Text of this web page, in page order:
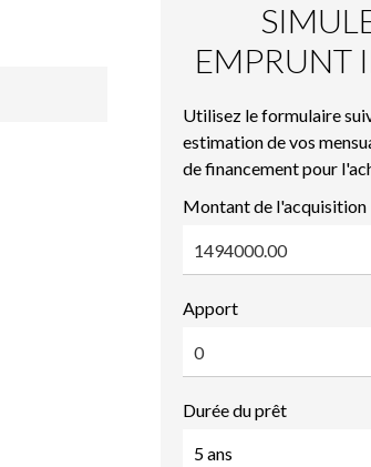
EMPRUNT
Utilisez le formulaire
estimation de vos
de financement pour
Montant de l'acquisition
Apport
Durée du prêt